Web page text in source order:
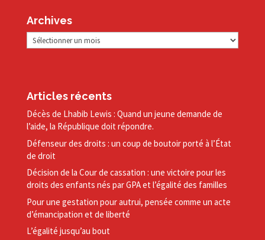
Archives
Archives
Articles récents
Décès de Lhabib Lewis : Quand un jeune demande de
l’aide, la République doit répondre.
Défenseur des droits : un coup de boutoir porté à l’État
de droit
Décision de la Cour de cassation : une victoire pour les
droits des enfants nés par GPA et l’égalité des familles
Pour une gestation pour autrui, pensée comme un acte
d’émancipation et de liberté
L’égalité jusqu’au bout